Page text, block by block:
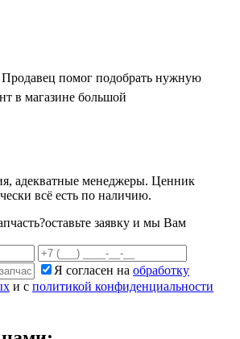
помог подобрать нужную
в магазине большой
адекватные менеджеры. Ценник
всё есть по наличию.
оставьте заявку и мы Вам
Я согласен на обработку
и с политикой конфиденциальности